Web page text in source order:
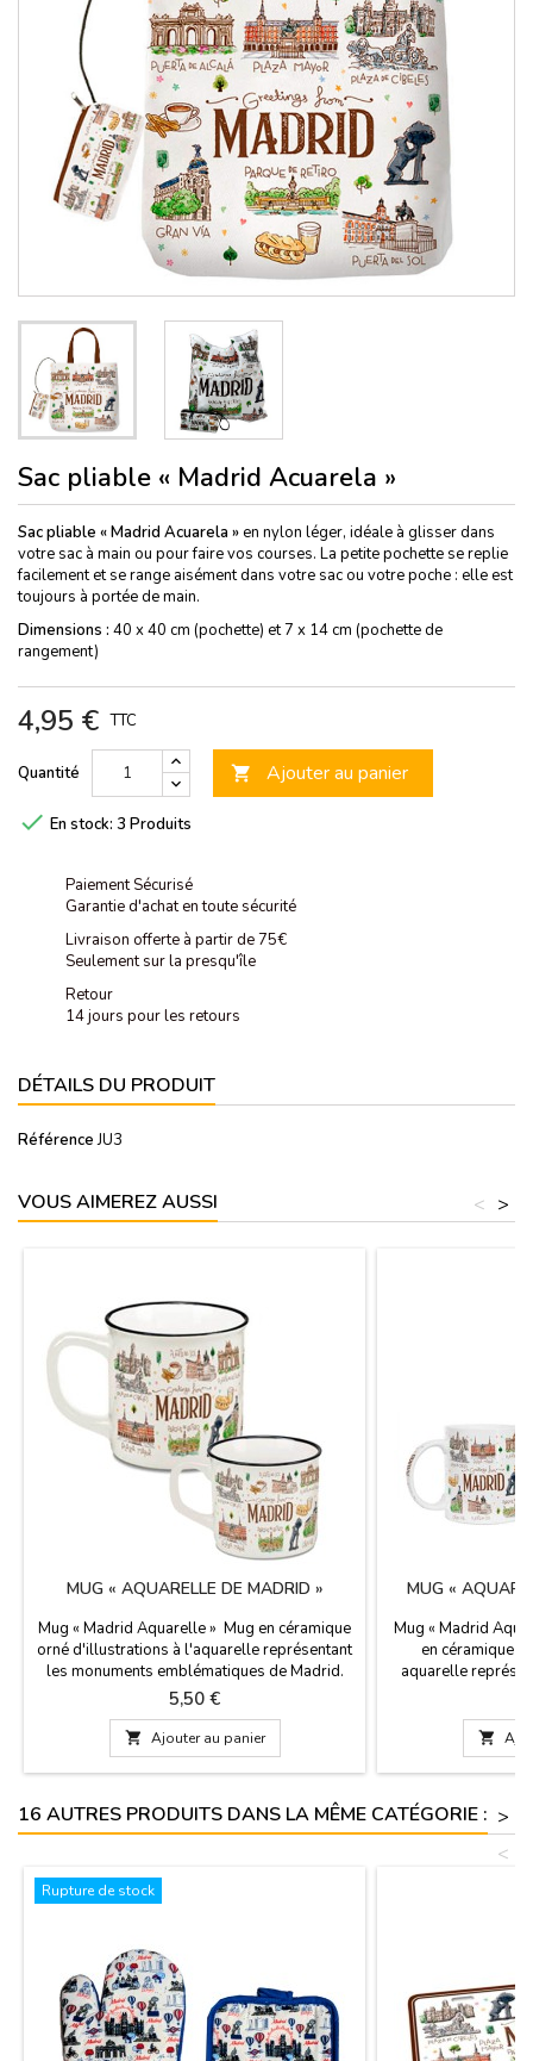
Sac pliable « Madrid Acuarela »
Sac pliable « Madrid Acuarela »en nylon léger, idéale à glisser dans
votre sac à main ou pour faire vos courses. La petite pochette se replie
facilement et se range aisément dans votre sac ou votre poche : elle est
toujours à portée de main.
Dimensions : 40 x 40 cm (pochette) et 7 x 14 cm (pochette de
rangement)
4,95 € TTC
Quantité  Ajouter au panier
 En stock: 3 Produits
Paiement Sécurisé
Garantie d'achat en toute sécurité
Livraison offerte à partir de 75€
Seulement sur la presqu'île
Retour
14 jours pour les retours
DÉTAILS DU PRODUIT
Référence JU3
VOUS AIMEREZ AUSSI >
<
MUG « AQUARELLE DE MADRID »
Mug « Madrid Aquarelle » Mug en céramique
orné d'illustrations à l'aquarelle représentant
les monuments emblématiques de Madrid.
Dimensions : Petit modèle : 7,4 x 6,5 x 6,4 cm
de diamètre, contenance : 150 ml
Grand modèle : 8,2 x 8 x 7,3 cm de diamètre,
contenance : 250 ml
Prix
5,50 €
 Ajouter au panier
MUG «
Mug « Madrid
en céramique
aquarelle
contenance de
coffret en
16 AUTRES PRODUITS DANS LA MÊME CATÉGORIE : >
<
Rupture de stock